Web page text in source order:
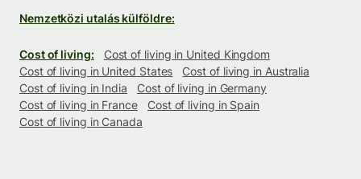
Nemzetközi utalás külföldre:
Cost of living:
Cost of living in United Kingdom
Cost of living in United States
Cost of living in Australia
Cost of living in India
Cost of living in Germany
Cost of living in France
Cost of living in Spain
Cost of living in Canada